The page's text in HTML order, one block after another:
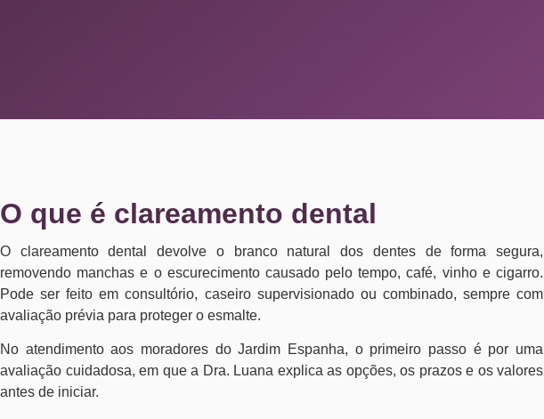
O que é clareamento dental
O clareamento dental devolve o branco natural dos dentes de forma segura,
removendo manchas e o escurecimento causado pelo tempo, café, vinho e cigarro.
Pode ser feito em consultório, caseiro supervisionado ou combinado, sempre com
avaliação prévia para proteger o esmalte.
No atendimento aos moradores do Jardim Espanha, o primeiro passo é por uma
avaliação cuidadosa, em que a Dra. Luana explica as opções, os prazos e os valores
antes de iniciar.